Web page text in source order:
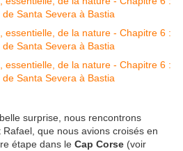
surprise, nous rencontrons
que nous avions croisés en
étape dans le Cap Corse (voir